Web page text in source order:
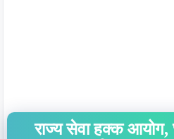
राज्य सेवा हक्क आयोग,